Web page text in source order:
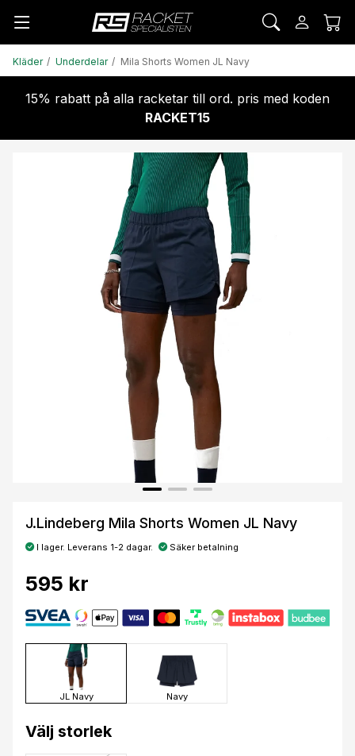
Kläder Underdelar Mila Shorts Women JL Navy
15% rabatt på alla racketar till ord. pris med koden
RACKET15
J.Lindeberg Mila Shorts Women JL Navy
I lager. Leverans 1-2 dagar. Säker betalning
595 kr
JL Navy Navy
Välj storlek